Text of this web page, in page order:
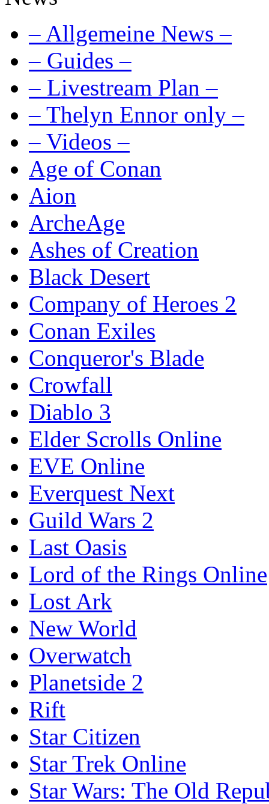
– Allgemeine News –
– Guides –
– Livestream Plan –
– Thelyn Ennor only –
– Videos –
Age of Conan
Aion
ArcheAge
Ashes of Creation
Black Desert
Company of Heroes 2
Conan Exiles
Conqueror's Blade
Crowfall
Diablo 3
Elder Scrolls Online
EVE Online
Everquest Next
Guild Wars 2
Last Oasis
Lord of the Rings Online
Lost Ark
New World
Overwatch
Planetside 2
Rift
Star Citizen
Star Trek Online
Star Wars: The Old